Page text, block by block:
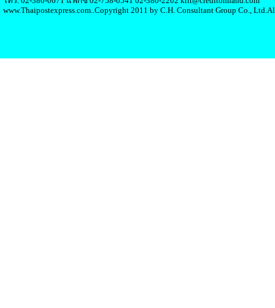
www.Thaipostexpress.com..Copyright 2011 by C.H. Consultant Group Co.,